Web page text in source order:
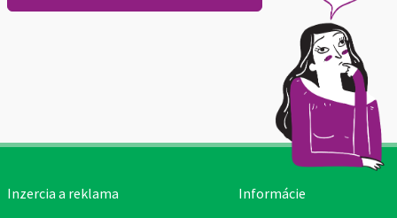
Inzercia a reklama
Informácie